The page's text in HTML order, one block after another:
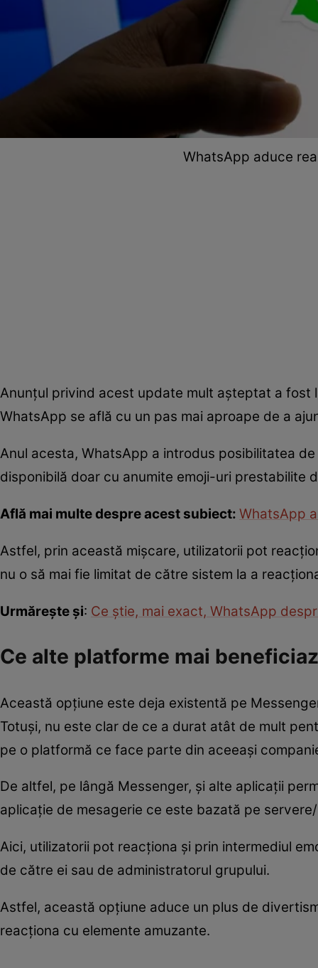
WhatsApp aduce
Anunțul privind acest update mult așteptat a fost
WhatsApp se află cu un pas mai aproape de a
Anul acesta, WhatsApp a introdus posibilitatea
disponibilă doar cu anumite emoji-uri prestabilite
Află mai multe despre acest subiect: WhatsApp
Astfel, prin această mișcare, utilizatorii pot
nu o să mai fie limitat de către sistem la a
Urmărește și: Ce știe, mai exact, WhatsApp
Ce alte platforme mai
Această opțiune este deja existentă pe
Totuși, nu este clar de ce a durat atât de mult
pe o platformă ce face parte din aceeași
De altfel, pe lângă Messenger, și alte aplicații
aplicație de mesagerie ce este bazată pe
Aici, utilizatorii pot reacționa și prin intermediul
de către ei sau de administratorul grupului.
Astfel, această opțiune aduce un plus de
reacționa cu elemente amuzante.